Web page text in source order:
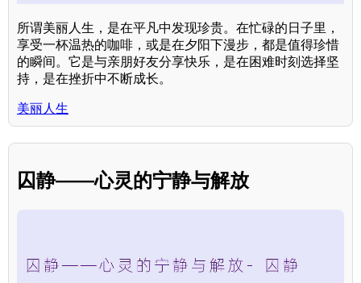
所谓美丽人生，是在平凡中发现珍贵。在忙碌的日子里，
享受一杯温热的咖啡，或是在夕阳下漫步，都是值得珍惜
的瞬间。它是与亲朋好友分享快乐，是在困难时刻选择坚
持，是在挫折中不断成长。
美丽人生
囚静——心灵的宁静与解放